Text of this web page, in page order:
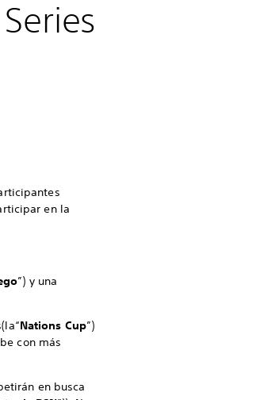
en la
”) y una
(la“Nations Cup”)
con más
en busca